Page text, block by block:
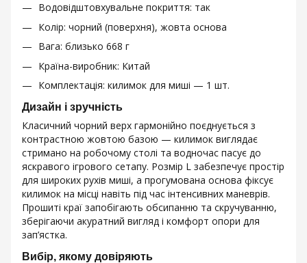
Водовідштовхувальне покриття: так
Колір: чорний (поверхня), жовта основа
Вага: близько 668 г
Країна-виробник: Китай
Комплектація: килимок для миші — 1 шт.
Дизайн і зручність
Класичний чорний верх гармонійно поєднується з
контрастною жовтою базою — килимок виглядає
стримано на робочому столі та водночас пасує до
яскравого ігрового сетапу. Розмір L забезпечує простір
для широких рухів миші, а прогумована основа фіксує
килимок на місці навіть під час інтенсивних маневрів.
Прошиті краї запобігають обсипанню та скручуванню,
зберігаючи акуратний вигляд і комфорт опори для
зап’ястка.
Вибір, якому довіряють